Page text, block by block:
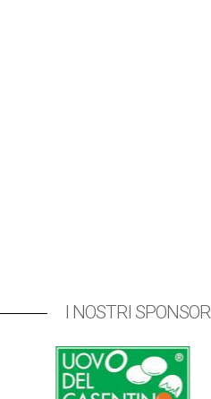
I NOSTRI SPONSOR